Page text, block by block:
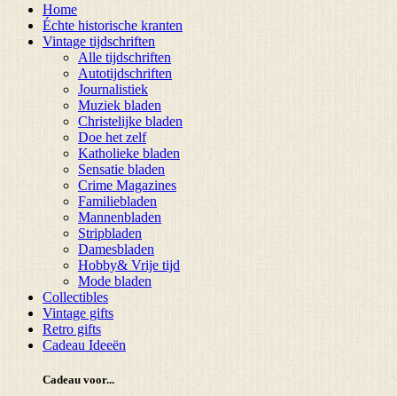
Home
Échte historische kranten
Vintage tijdschriften
Alle tijdschriften
Autotijdschriften
Journalistiek
Muziek bladen
Christelijke bladen
Doe het zelf
Katholieke bladen
Sensatie bladen
Crime Magazines
Familiebladen
Mannenbladen
Stripbladen
Damesbladen
Hobby& Vrije tijd
Mode bladen
Collectibles
Vintage gifts
Retro gifts
Cadeau Ideeën
Cadeau voor...